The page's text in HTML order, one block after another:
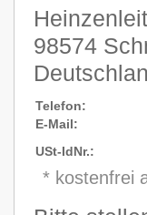
98574
Telefon:
E-Mail:
USt-IdNr.:
* kostenfrei